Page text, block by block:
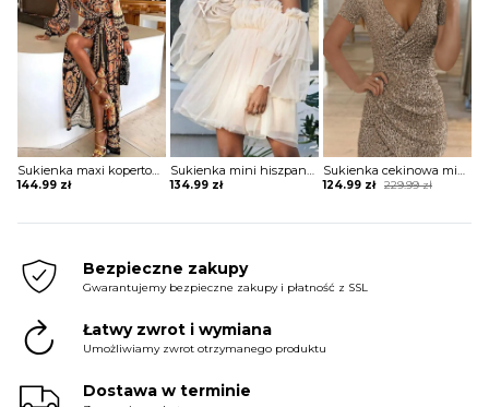
Sukienka maxi kopertowa w stylu boho
144.99 zł
Sukienka mini hiszpanka tiulowa z szerokimi rękawami
134.99 zł
Sukienka cekinowa mini z krótkim rękawem
229.99zł
Original
124.99 zł
Current
Bezpieczne zakupy
Gwarantujemy bezpieczne zakupy i płatność z SSL
Łatwy zwrot i wymiana
Umożliwiamy zwrot otrzymanego produktu
Dostawa w terminie